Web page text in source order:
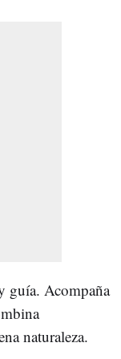
guía. Acompaña
naturaleza.